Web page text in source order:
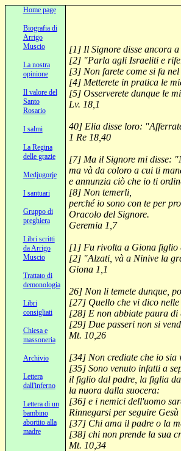
Home page
Biografia di
Arrigo
Muscio
La nostra
opinione
Il valore del
Santo
Rosario
I salmi
La Regina
delle grazie
Medjugorje
I santuari
Gruppo di
preghiera
Libri scritti
da Arrigo
Muscio
Trattato di
demonologia
Libri
consigliati
Chiesa e
massoneria
Archivio
Lettera
dall'inferno
Lettera di un
bambino
abortito alla
madre
[1 ] Il Signore disse ancora a
[2] "Parla agli Israeliti e
[3] Non farete come si fa
[4] Metterete in pratica le
[5] Osserverete dunque le
Lv. 18,1
40] Elia disse loro:
1 Re 18,40
[7] Ma il Signore mi disse:
ma và da coloro a cui ti
e annunzia ciò che io ti
[8] Non temerli,
perché io sono con te per
Oracolo del Signore.
Geremia 1,7
[1 ] Fu rivolta a Giona figlio
[2] "Alzati, và a Ninive la
Giona 1,1
26] Non li temete dunque,
[27] Quello che vi dico nelle
[28] E non abbiate paura di
[29] Due passeri non si
Mt. 10,26
[34] Non crediate che io sia
[35] Sono venuto infatti a
il figlio dal padre, la figlia
la nuora dalla suocera:
[36] e i nemici dell'uomo
Rinnegarsi per seguire Gesù
[37] Chi ama il padre o la
[38] chi non prende la sua
Mt. 10,34